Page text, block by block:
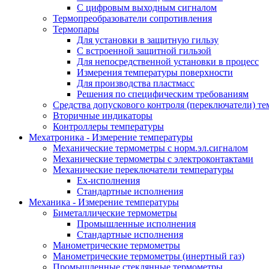
С цифровым выходным сигналом
Термопреобразователи сопротивления
Термопары
Для установки в защитную гильзу
С встроенной защитной гильзой
Для непосредственной установки в процесс
Измерения температуры поверхности
Для производства пластмасс
Решения по специфическим требованиям
Средства допускового контроля (переключатели)
Вторичные индикаторы
Контроллеры температуры
Мехатроника - Измерение температуры
Механические термометры с норм.эл.сигналом
Механические термометры с электроконтактами
Механические переключатели температуры
Ex-исполнения
Стандартные исполнения
Механика - Измерение температуры
Биметаллические термометры
Промышленные исполнения
Стандартные исполнения
Манометрические термометры
Манометрические термометры (инертный газ)
Промышленные стеклянные термометры